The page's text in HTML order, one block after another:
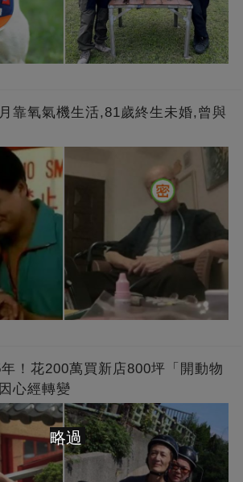
靠氧氣機生活,81歲終生未婚,曾與
！花200萬買新店800坪「開動物
心經轉變
略過